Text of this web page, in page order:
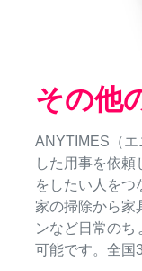
その他
ANYTIMES（エ
した用事を依
をしたい人をつ
家の掃除から家
ンなど日常のち
可能です。全国